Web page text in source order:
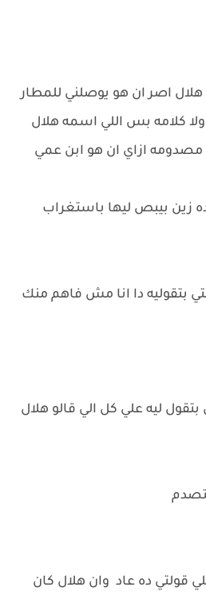
اصر ان هو يوصلني للمطار
ولا كلامه بس اللي اسمه هلال
ازاي ان هو ابن عمي
زين بيبص ليها باستغراب
بتقوليه دا انا مش فاهم منك
ليه علي كل الي قالو هلال
قولتي ده عاد وان هلال كان